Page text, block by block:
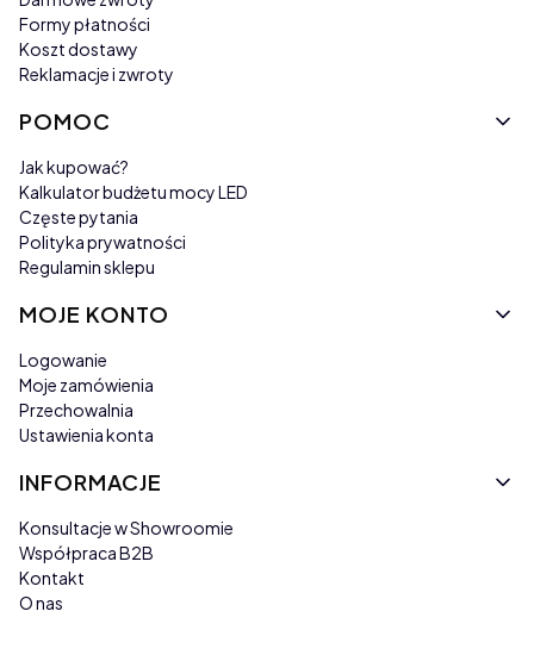
Formy płatności
Koszt dostawy
Reklamacje i zwroty
POMOC
Jak kupować?
Kalkulator budżetu mocy LED
Częste pytania
Polityka prywatności
Regulamin sklepu
MOJE KONTO
Logowanie
Moje zamówienia
Przechowalnia
Ustawienia konta
INFORMACJE
Konsultacje w Showroomie
Współpraca B2B
Kontakt
O nas